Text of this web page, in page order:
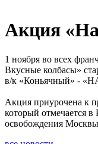
Акция
1 ноября во всех
Вкусные колбасы»
в/к «Коньячный» -
Акция приурочена к
который отмечается в
освобождения Москвы